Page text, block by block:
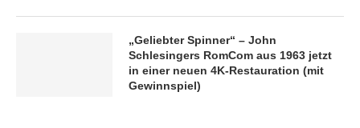
„Geliebter Spinner“ – John
Schlesingers RomCom aus 1963 jetzt
in einer neuen 4K-Restauration (mit
Gewinnspiel)